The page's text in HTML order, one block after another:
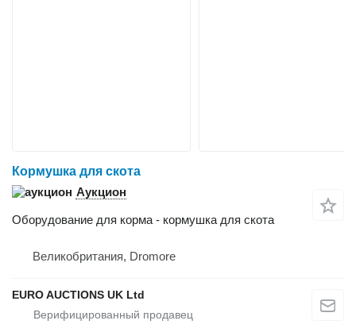
Кормушка для скота
Аукцион
Оборудование для корма - кормушка для скота
Великобритания, Dromore
EURO AUCTIONS UK Ltd